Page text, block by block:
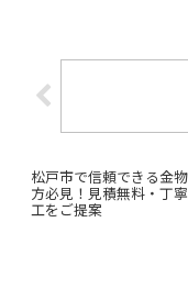
松戸市で信頼できる金
方必見！見積無料・丁
工をご提案